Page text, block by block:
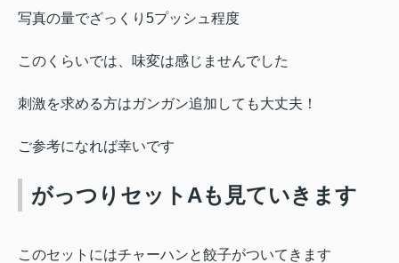
写真の量でざっくり5プッシュ程度
このくらいでは、味変は感じませんでした
刺激を求める方はガンガン追加しても大丈夫！
ご参考になれば幸いです
がっつりセットAも見ていきます
このセットにはチャーハンと餃子がついてきます